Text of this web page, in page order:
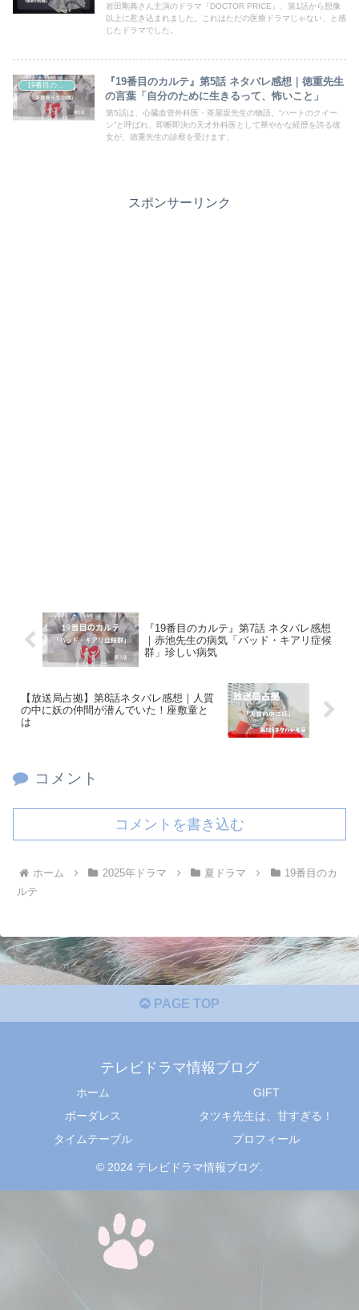
岩田剛典さん主演のドラマ『DOCTOR PRICE』、第1話から想像
以上に惹き込まれました。これはただの医療ドラマじゃない、と感
じたドラマでした。
19番目のカルテ
『19番目のカルテ』第5話 ネタバレ感想｜徳重先生
の言葉「自分のために生きるって、怖いこと」
第5話は、心臓血管外科医・茶屋坂先生の物語。“ハートのクイー
ン”と呼ばれ、即断即決の天才外科医として華やかな経歴を誇る彼
女が、徳重先生の診察を受けます。
スポンサーリンク
『19番目のカルテ』第7話 ネタバレ感想
｜赤池先生の病気「バッド・キアリ症候
群」珍しい病気
【放送局占拠】第8話ネタバレ感想｜人質
の中に妖の仲間が潜んでいた！座敷童と
は
コメント
コメントを書き込む
ホーム 2025年ドラマ 夏ドラマ
19番目のカ
ルテ
PAGE TOP
テレビドラマ情報ブログ
ホーム
GIFT
ボーダレス
タツキ先生は、甘すぎる！
タイムテーブル
プロフィール
© 2024 テレビドラマ情報ブログ.